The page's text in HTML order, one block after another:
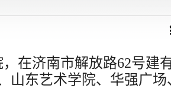
在济南市解放路62号建
山东艺术学院、华强广